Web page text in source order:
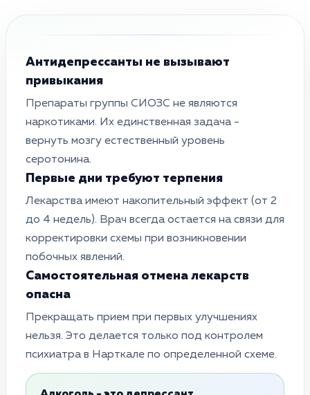
Антидепрессанты не вызывают
привыкания
Препараты группы СИОЗС не являются
наркотиками. Их единственная задача -
вернуть мозгу естественный уровень
серотонина.
Первые дни требуют терпения
Лекарства имеют накопительный эффект (от 2
до 4 недель). Врач всегда остается на связи для
корректировки схемы при возникновении
побочных явлений.
Самостоятельная отмена лекарств
опасна
Прекращать прием при первых улучшениях
нельзя. Это делается только под контролем
психиатра в Нарткале по определенной схеме.